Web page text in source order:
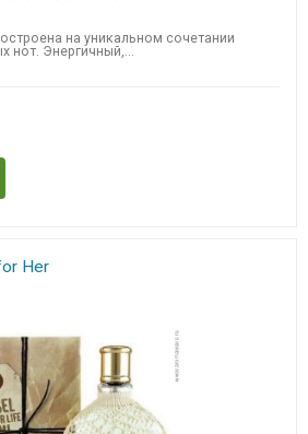
на уникальном сочетании
нот. Энергичный,...
Her